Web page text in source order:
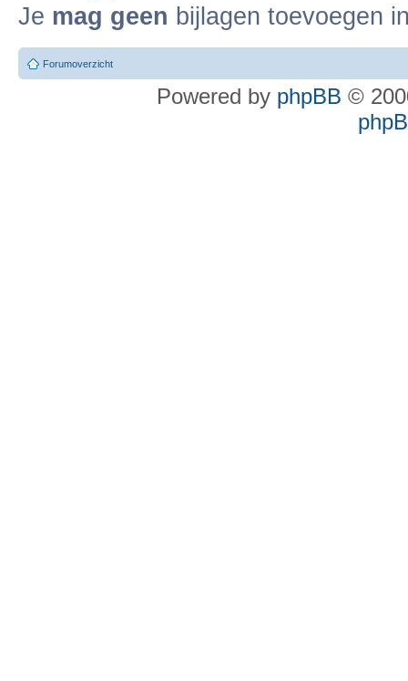
Je mag geen bijlagen toevoegen
Forumoverzicht
Powered by phpBB ©